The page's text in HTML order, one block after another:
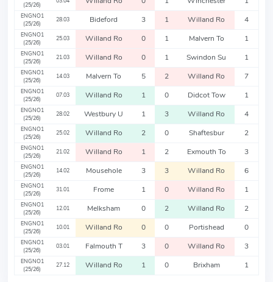
(25/26)
ENGNO1
(25/26)
28.03 Bideford 3 1 Willand Ro 4
ENGNO1
(25/26)
25.03 Willand Ro 0 1 Malvern To 1
ENGNO1
(25/26)
21.03 Willand Ro 0 1 Swindon Su 1
ENGNO1
(25/26)
14.03 Malvern To 5 2 Willand Ro 7
ENGNO1
(25/26)
07.03 Willand Ro 1 0 Didcot Tow 1
ENGNO1
(25/26)
28.02 Westbury U 1 3 Willand Ro 4
ENGNO1
(25/26)
25.02 Willand Ro 2 0 Shaftesbur 2
ENGNO1
(25/26)
21.02 Willand Ro 1 2 Exmouth To 3
ENGNO1
(25/26)
14.02 Mousehole 3 3 Willand Ro 6
ENGNO1
(25/26)
31.01 Frome 1 0 Willand Ro 1
ENGNO1
(25/26)
12.01 Melksham 0 2 Willand Ro 2
ENGNO1
(25/26)
10.01 Willand Ro 0 0 Portishead 0
ENGNO1
(25/26)
03.01 Falmouth T 3 0 Willand Ro 3
ENGNO1
(25/26)
27.12 Willand Ro 1 0 Brixham 1